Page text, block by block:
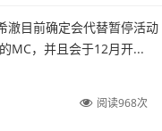
澈目前确定会代替暂停活动
MC，并且会于12月开...
阅读968次